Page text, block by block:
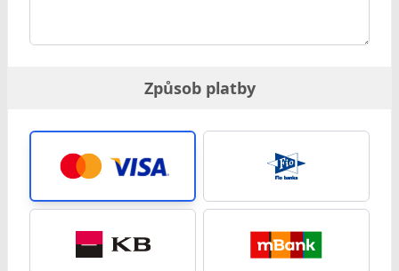
Způsob platby